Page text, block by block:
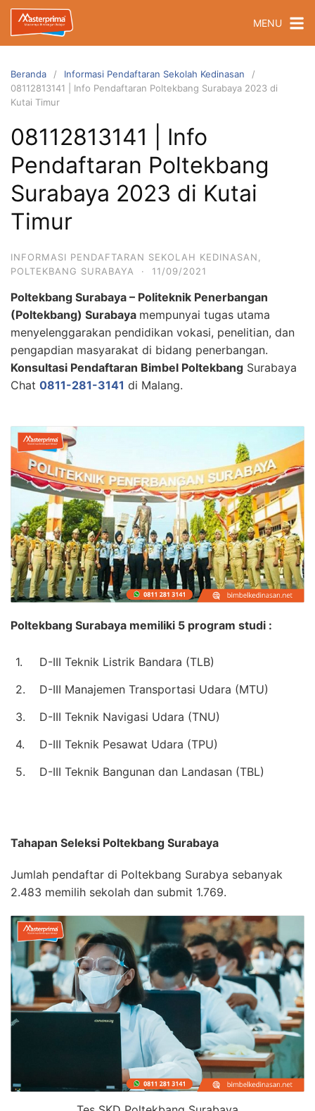
Langsung
konten
MENU
Beranda
Informasi Pendaftaran Sekolah Kedinasan
08112813141 | Info Pendaftaran Poltekbang Surabaya 2023 di
Kutai Timur
08112813141 | Info
Pendaftaran Poltekbang
Surabaya 2023 di Kutai
Timur
INFORMASI PENDAFTARAN SEKOLAH KEDINASAN
POLTEKBANG SURABAYA
· 11/09/2021
Poltekbang Surabaya – Politeknik Penerbangan
(Poltekbang) Surabaya mempunyai tugas utama
menyelenggarakan pendidikan vokasi, penelitian, dan
pengapdian masyarakat di bidang penerbangan.
Konsultasi Pendaftaran Bimbel Poltekbang Surabaya
Chat 0811-281-3141 di Malang.
Poltekbang Surabaya memiliki 5 program studi :
1.
D-III Teknik Listrik Bandara (TLB)
2.
D-III Manajemen Transportasi Udara (MTU)
3.
D-III Teknik Navigasi Udara (TNU)
4.
D-III Teknik Pesawat Udara (TPU)
5.
D-III Teknik Bangunan dan Landasan (TBL)
Tahapan Seleksi Poltekbang Surabaya
Jumlah pendaftar di Poltekbang Surabya sebanyak
2.483 memilih sekolah dan submit 1.769.